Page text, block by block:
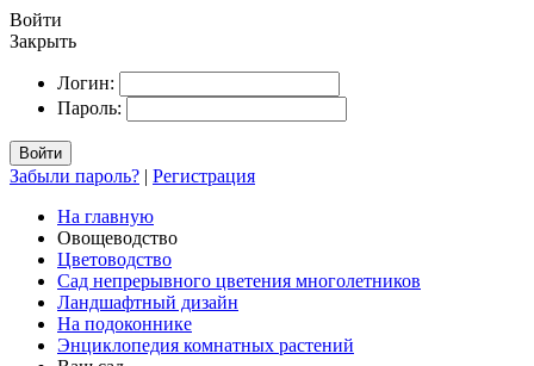
Войти
Закрыть
Логин:
Пароль:
Войти
Забыли пароль? | Регистрация
На главную
Овощеводство
Цветоводство
Сад непрерывного цветения многолетников
Ландшафтный дизайн
На подоконнике
Энциклопедия комнатных растений